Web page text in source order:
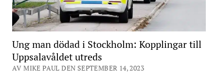
Ung man dödad i Stockholm: Kopplingar till
Uppsalavåldet utreds
AV MIKE PAUL DEN SEPTEMBER 14, 2023